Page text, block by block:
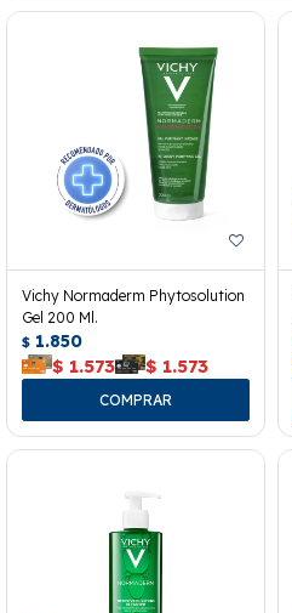
Vichy Normaderm Phytosolution
Gel 200 Ml.
$ 1.850
$ 1.573 $ 1.573